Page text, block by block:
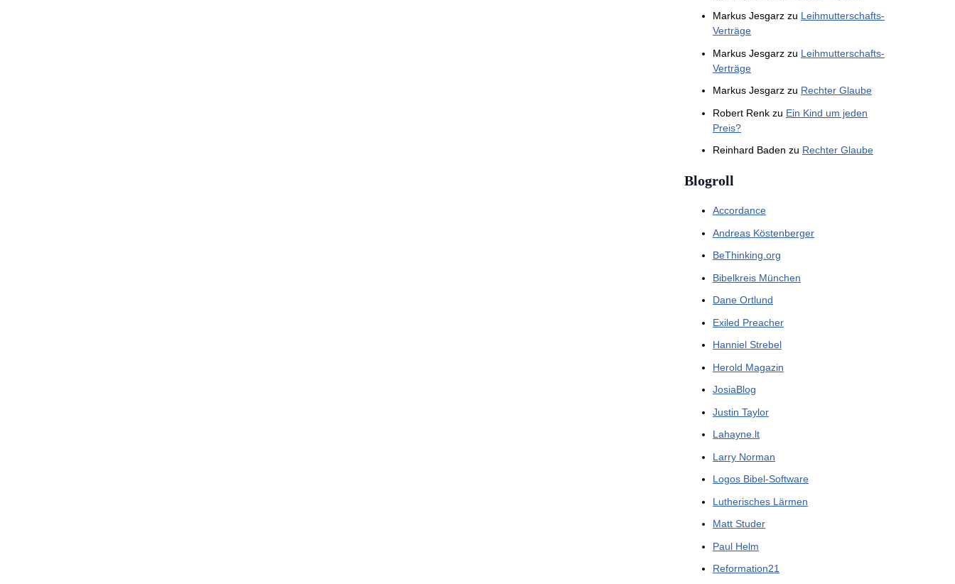
Markus Jesgarz zu Leihmutterschafts-
Verträge
Markus Jesgarz zu Leihmutterschafts-
Verträge
Markus Jesgarz zu Rechter Glaube
Robert Renk zu Ein Kind um jeden
Preis?
Reinhard Baden zu Rechter Glaube
Blogroll
Accordance
Andreas Köstenberger
BeThinking.org
Bibelkreis München
Dane Ortlund
Exiled Preacher
Hanniel Strebel
Herold Magazin
JosiaBlog
Justin Taylor
Lahayne.lt
Larry Norman
Logos Bibel-Software
Lutherisches Lärmen
Matt Studer
Paul Helm
Reformation21